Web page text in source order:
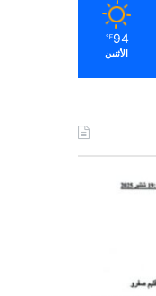
94
℉
الأثنين